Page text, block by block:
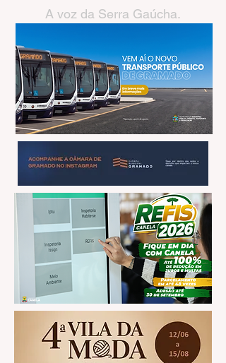
A voz da Serra Gaúcha.